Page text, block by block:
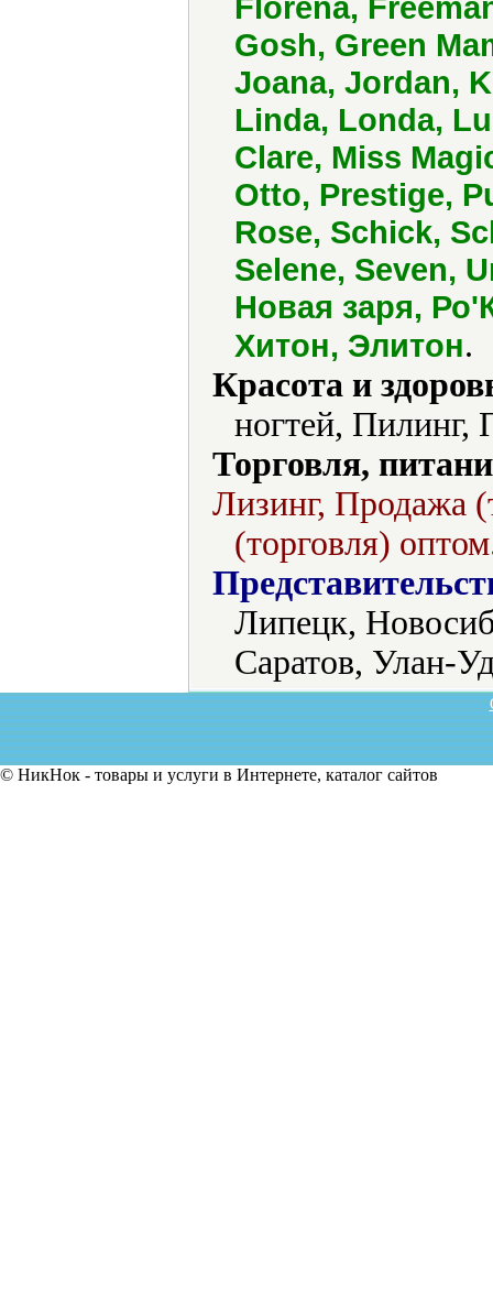
Gosh, Green
Joana, Jordan,
Linda, Londa,
Clare, Miss
Otto, Prestige,
Rose, Schick,
Selene, Seven,
Новая заря,
Хитон, Элитон.
Красота и
ногтей, Пилинг,
Торговля,
Лизинг, Продажа
(торговля)
Липецк,
Саратов, Улан-
© НикНок - товары и услуги в Интернете, каталог сайтов